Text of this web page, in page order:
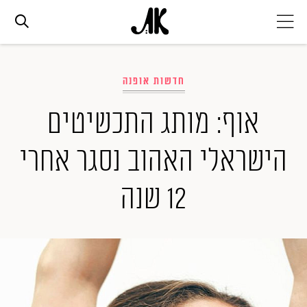
אופנה
ביוטי
סלבס
ערוצים נוספים
המגזין
חדשות אופנה
אוף: מותג התכשיטים
הישראלי האהוב נסגר אחרי
12 שנה